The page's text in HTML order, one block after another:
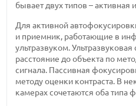
бывает двух типов – активная
Для активной
и приемник, работающие в
ультразвуком.
расстояние до объекта по
сигнала. Пассивная
методу оценки контраста. В
камерах сочетаются оба типа